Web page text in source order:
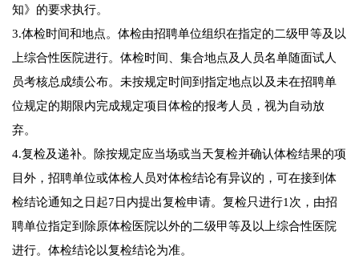
知》的要求执行。
3.体检时间和地点。体检由招聘单位组织在指定的二级甲等及以
上综合性医院进行。体检时间、集合地点及人员名单随面试人
员考核总成绩公布。未按规定时间到指定地点以及未在招聘单
位规定的期限内完成规定项目体检的报考人员，视为自动放
弃。
4.复检及递补。除按规定应当场或当天复检并确认体检结果的项
目外，招聘单位或体检人员对体检结论有异议的，可在接到体
检结论通知之日起7日内提出复检申请。复检只进行1次，由招
聘单位指定到除原体检医院以外的二级甲等及以上综合性医院
进行。体检结论以复检结论为准。